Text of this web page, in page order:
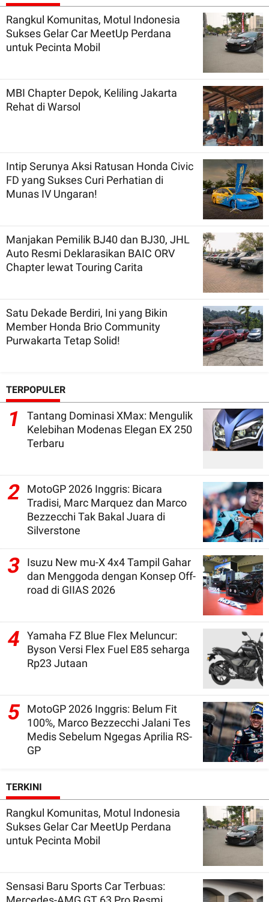
Rangkul Komunitas, Motul Indonesia
Sukses Gelar Car MeetUp Perdana
untuk Pecinta Mobil
MBI Chapter Depok, Keliling Jakarta
Rehat di Warsol
Intip Serunya Aksi Ratusan Honda Civic
FD yang Sukses Curi Perhatian di
Munas IV Ungaran!
Manjakan Pemilik BJ40 dan BJ30, JHL
Auto Resmi Deklarasikan BAIC ORV
Chapter lewat Touring Carita
Satu Dekade Berdiri, Ini yang Bikin
Member Honda Brio Community
Purwakarta Tetap Solid!
TERPOPULER
1
Tantang Dominasi XMax: Mengulik
Kelebihan Modenas Elegan EX 250
Terbaru
2
MotoGP 2026 Inggris: Bicara
Tradisi, Marc Marquez dan Marco
Bezzecchi Tak Bakal Juara di
Silverstone
3
Isuzu New mu-X 4x4 Tampil Gahar
dan Menggoda dengan Konsep Off-
road di GIIAS 2026
4
Yamaha FZ Blue Flex Meluncur:
Byson Versi Flex Fuel E85 seharga
Rp23 Jutaan
5 MotoGP 2026 Inggris: Belum Fit
100%, Marco Bezzecchi Jalani Tes
Medis Sebelum Ngegas Aprilia RS-
GP
TERKINI
Rangkul Komunitas, Motul Indonesia
Sukses Gelar Car MeetUp Perdana
untuk Pecinta Mobil
Sensasi Baru Sports Car Terbuas: